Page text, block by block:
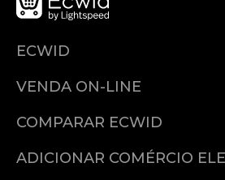
ECWID
Planos e preços
Central de ajuda
VENDA ON-LINE
Venda no Facebook
Venda no Instagram
COMPARAR ECWID
Ecwid vs. Woocommerce
ADICIONAR COMÉRCIO